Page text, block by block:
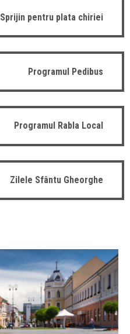
Sprijin pentru plata chiriei
Programul Pedibus
Programul Rabla Local
Zilele Sfântu Gheorghe